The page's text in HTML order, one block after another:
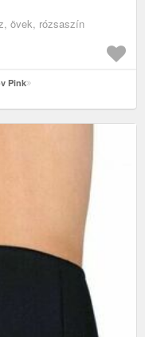
övek, rózsaszín
Pink